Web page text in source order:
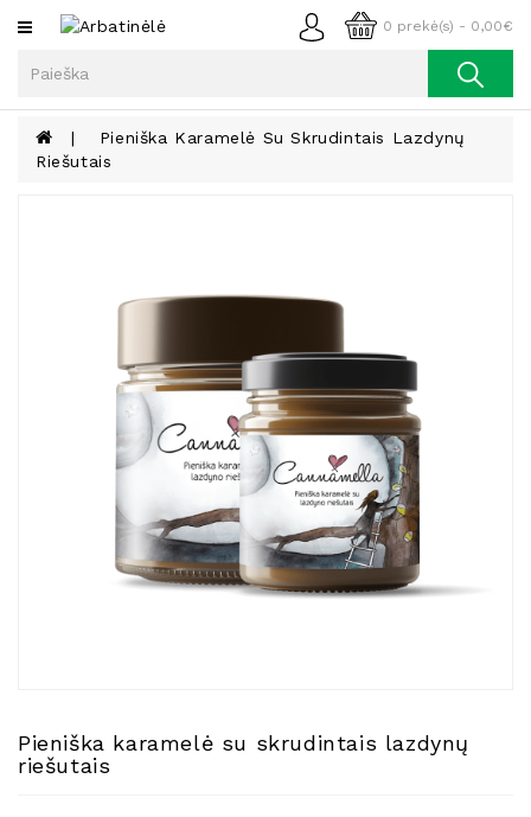
0 prekė(s) - 0,00€
Kategorijos
Kava
Gurmanams
Kosmetika
Pieniška Karamelė Su Skrudintais Lazdynų
Riešutais
Pieniška karamelė su skrudintais lazdynų
riešutais